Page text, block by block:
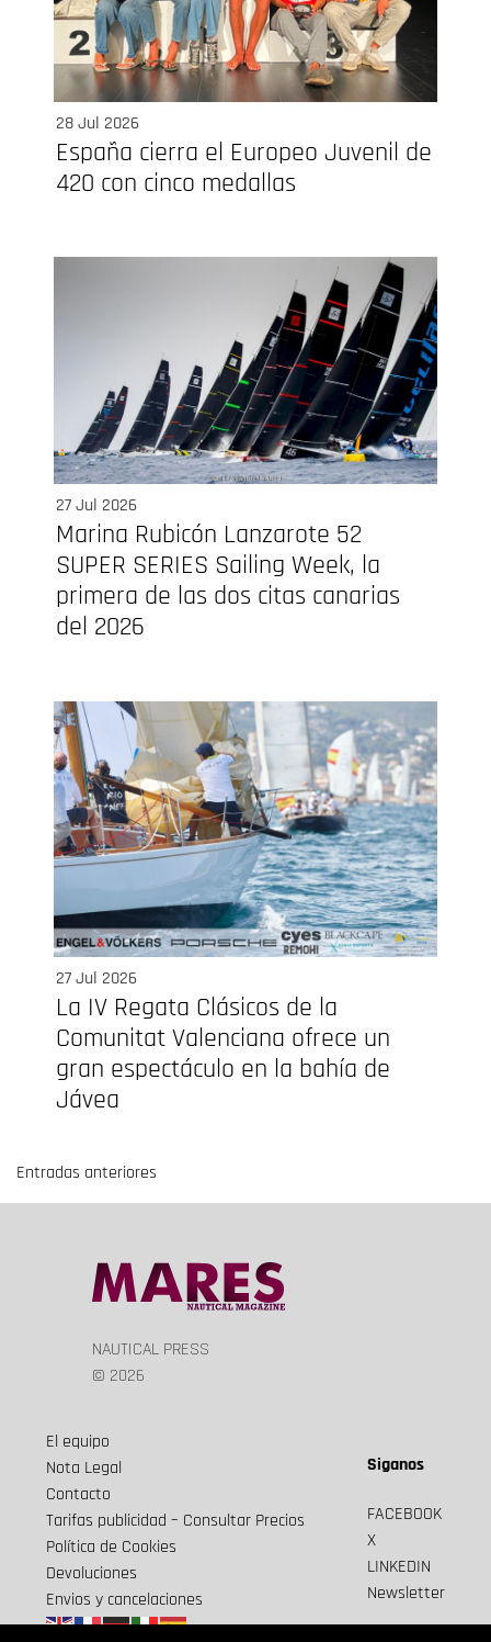
28 Jul 2026
España cierra el Europeo Juvenil de
420 con cinco medallas
27 Jul 2026
Marina Rubicón Lanzarote 52
SUPER SERIES Sailing Week, la
primera de las dos citas canarias
del 2026
27 Jul 2026
La IV Regata Clásicos de la
Comunitat Valenciana ofrece un
gran espectáculo en la bahía de
Jávea
Navegación
entradas
Entradas anteriores
NAUTICAL PRESS
© 2026
El equipo
Nota Legal
Contacto
Tarifas publicidad – Consultar Precios
Política de Cookies
Devoluciones
Envios y cancelaciones
Siganos
FACEBOOK
X
LINKEDIN
Newsletter